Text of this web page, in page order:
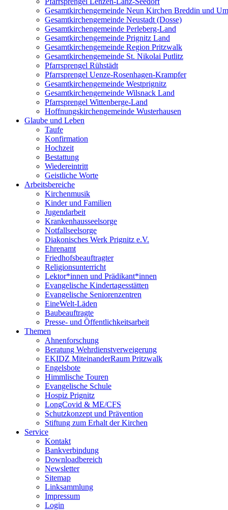
Gesamtkirchengemeinde Neun Kirchen Breddin und
Gesamtkirchengemeinde Neustadt (Dosse)
Gesamtkirchengemeinde Perleberg-Land
Gesamtkirchengemeinde Prignitz Land
Gesamtkirchengemeinde Region Pritzwalk
Gesamtkirchengemeinde St. Nikolai Putlitz
Pfarrsprengel Rühstädt
Pfarrsprengel Uenze-Rosenhagen-Krampfer
Gesamtkirchengemeinde Westprignitz
Gesamtkirchengemeinde Wilsnack Land
Pfarrsprengel Wittenberge-Land
Hoffnungskirchengemeinde Wusterhausen
Glaube und Leben
Taufe
Konfirmation
Hochzeit
Bestattung
Wiedereintritt
Geistliche Worte
Arbeitsbereiche
Kirchenmusik
Kinder und Familien
Jugendarbeit
Krankenhausseelsorge
Notfallseelsorge
Diakonisches Werk Prignitz e.V.
Ehrenamt
Friedhofsbeauftragter
Religionsunterricht
Lektor*innen und Prädikant*innen
Evangelische Kindertagesstätten
Evangelische Seniorenzentren
EineWelt-Läden
Baubeauftragte
Presse- und Öffentlichkeitsarbeit
Themen
Ahnenforschung
Beratung Wehrdienstverweigerung
EKIDZ MiteinanderRaum Pritzwalk
Engelsbote
Himmlische Touren
Evangelische Schule
Hospiz Prignitz
LongCovid & ME/CFS
Schutzkonzept und Prävention
Stiftung zum Erhalt der Kirchen
Service
Kontakt
Bankverbindung
Downloadbereich
Newsletter
Sitemap
Linksammlung
Impressum
Login